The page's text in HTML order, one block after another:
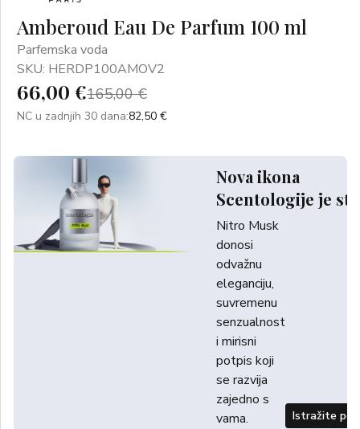
Amberoud Eau De Parfum 100 ml
Parfemska voda
SKU: HERDP100AMOV2
66,00 €165,00 €
NC u zadnjih 30 dana:82,50 €
Nova ikona
Scentologije je
Nitro Musk
donosi
odvažnu
eleganciju,
suvremenu
senzualnost
i mirisni
potpis koji
se razvija
zajedno s
vama.
Istražite